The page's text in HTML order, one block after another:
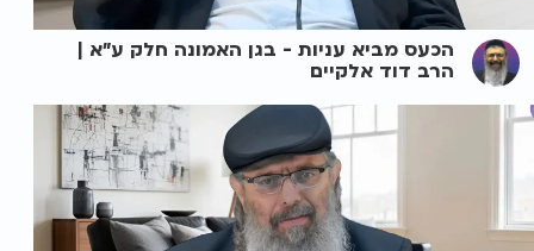
הכעס מביא עניות - בגן האמונה חלק ע"א |
הרב דוד אלקיים